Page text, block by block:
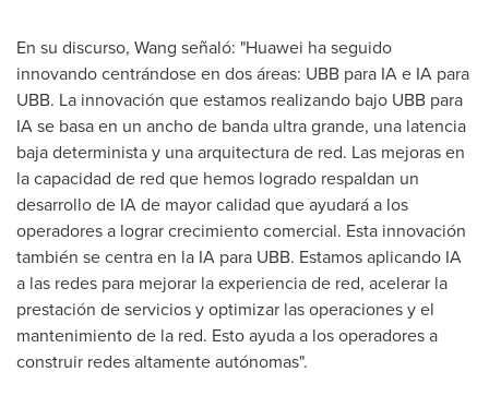
En su discurso, Wang señaló: "Huawei ha seguido
innovando centrándose en dos áreas: UBB para IA e IA para
UBB. La innovación que estamos realizando bajo UBB para
IA se basa en un ancho de banda ultra grande, una latencia
baja determinista y una arquitectura de red. Las mejoras en
la capacidad de red que hemos logrado respaldan un
desarrollo de IA de mayor calidad que ayudará a los
operadores a lograr crecimiento comercial. Esta innovación
también se centra en la IA para UBB. Estamos aplicando IA
a las redes para mejorar la experiencia de red, acelerar la
prestación de servicios y optimizar las operaciones y el
mantenimiento de la red. Esto ayuda a los operadores a
construir redes altamente autónomas".